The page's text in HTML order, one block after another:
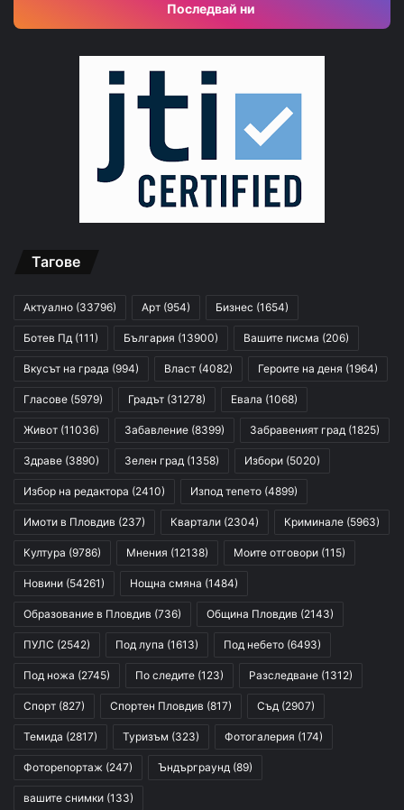
Последвай ни
Тагове
Актуално (33796) Арт (954) Бизнес (1654)
Ботев Пд (111) България (13900) Вашите писма (206)
Вкусът на града (994) Власт (4082) Героите на деня (1964)
Гласове (5979) Градът (31278) Евала (1068)
Живот (11036) Забавление (8399) Забравеният град (1825)
Здраве (3890) Зелен град (1358) Избори (5020)
Избор на редактора (2410) Изпод тепето (4899)
Имоти в Пловдив (237) Квартали (2304) Криминале (5963)
Култура (9786) Мнения (12138) Моите отговори (115)
Новини (54261) Нощна смяна (1484)
Образование в Пловдив (736) Община Пловдив (2143)
ПУЛС (2542) Под лупа (1613) Под небето (6493)
Под ножа (2745) По следите (123) Разследване (1312)
Спорт (827) Спортен Пловдив (817) Съд (2907)
Темида (2817) Туризъм (323) Фотогалерия (174)
Фоторепортаж (247) Ъндърграунд (89)
вашите снимки (133)